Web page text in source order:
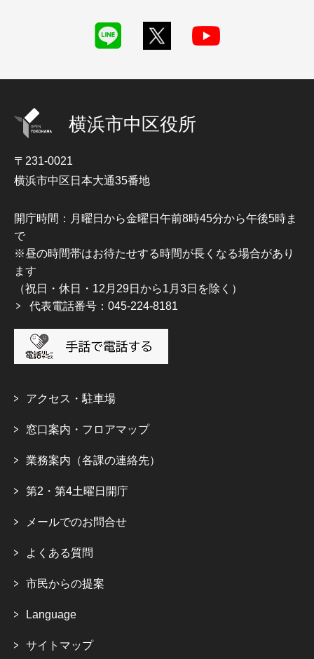
横浜市中区役所
〒231-0021
横浜市中区日本大通35番地
開庁時間：月曜日から金曜日午前8時45分から午後5時ま
で
※昼の時間帯はお待たせする時間が長くなる場合があり
ます
（祝日・休日・12月29日から1月3日を除く）
代表電話番号：045-224-8181
アクセス・駐車場
窓口案内・フロアマップ
業務案内（各課の連絡先）
第2・第4土曜日開庁
メールでのお問合せ
よくある質問
市民からの提案
Language
サイトマップ